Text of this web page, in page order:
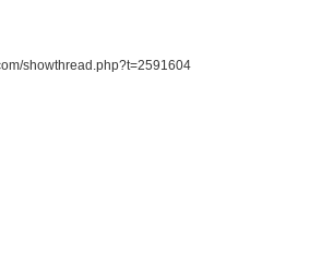
showthread.php?t=2591604